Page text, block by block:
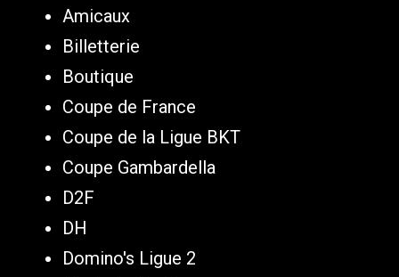
Amicaux
Billetterie
Boutique
Coupe de France
Coupe de la Ligue BKT
Coupe Gambardella
D2F
DH
Domino's Ligue 2